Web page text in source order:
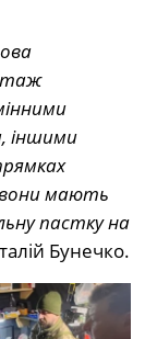
іншими
вони мають
пастку на
Бунечко.